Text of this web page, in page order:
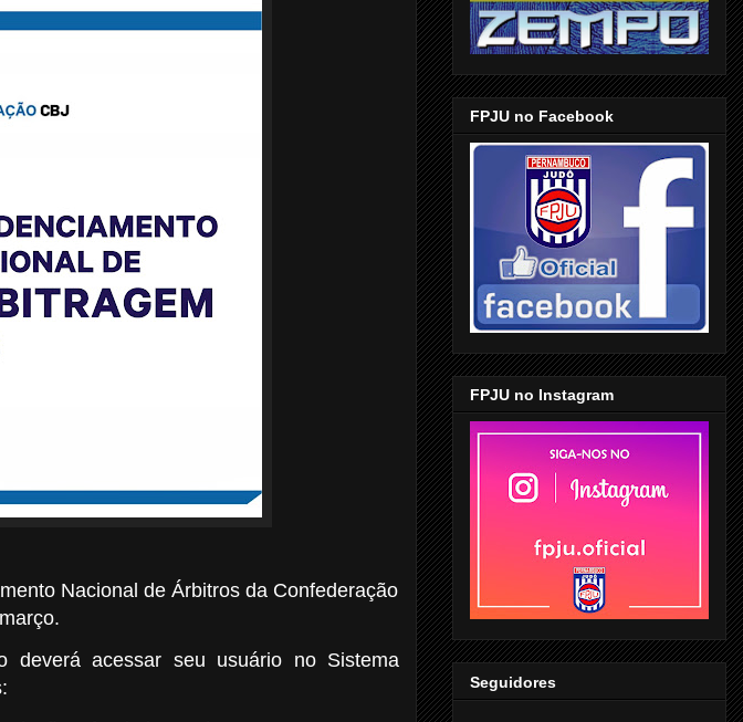
Nacional de Árbitros da Confederação
deverá acessar seu usuário no Sistema
FPJU no Facebook
FPJU no Instagram
Seguidores